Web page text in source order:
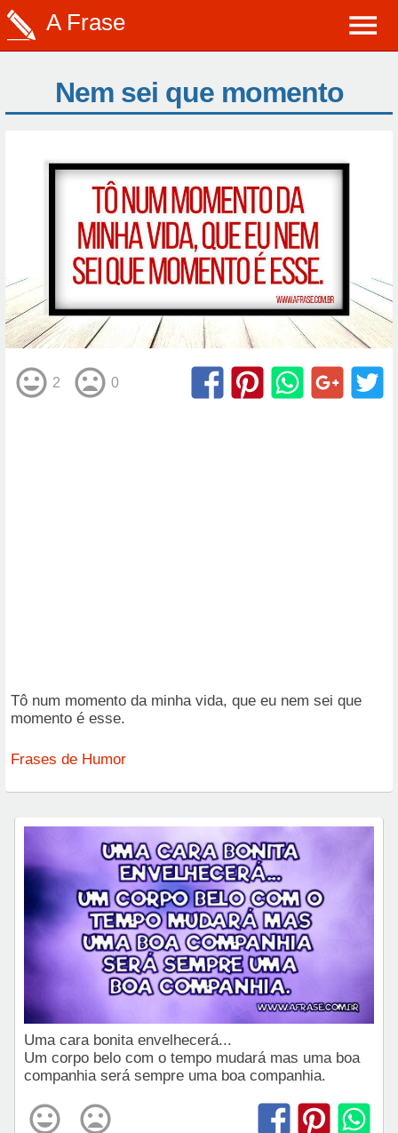
A Frase
Nem sei que momento
2 0
Tô num momento da minha vida, que eu nem sei que
momento é esse.
Frases de Humor
Uma cara bonita envelhecerá...
Um corpo belo com o tempo mudará mas uma boa
companhia será sempre uma boa companhia.